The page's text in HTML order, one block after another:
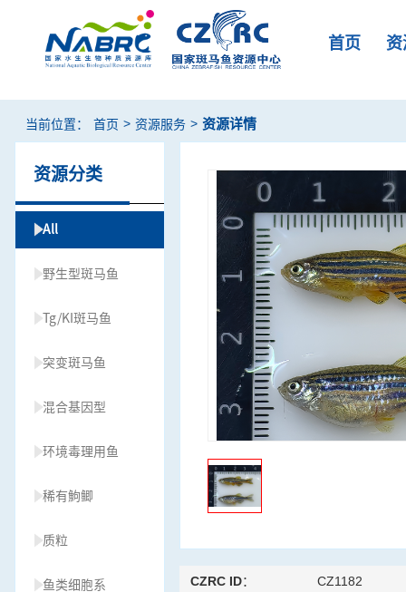
首页
当前位置： 首页 > 资源服务 > 资源详情
资源分类
All
野生型斑马鱼
Tg/KI斑马鱼
突变斑马鱼
混合基因型
环境毒理用鱼
稀有鮈鲫
质粒
鱼类细胞系 CZRC ID： CZ1182